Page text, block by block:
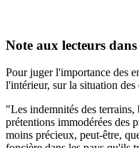
Note aux lecteurs
Pour juger l'importance des
l'intérieur, sur la situation
"Les indemnités des
prétentions immodérées des
moins précieux, peut-être,